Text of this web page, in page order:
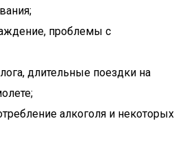
проблемы с
длительные поездки на
алкоголя и некоторых